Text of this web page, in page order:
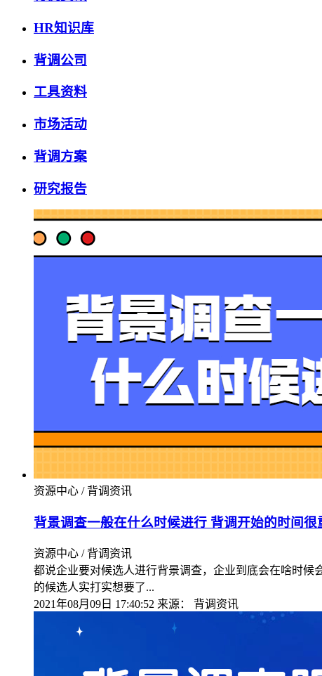
HR知识库
背调公司
工具资料
市场活动
背调方案
研究报告
资源中心 / 背调资讯
背景调查一般在什么时候进行 背调开始的时间很
资源中心 / 背调资讯
都说企业要对候选人进行背景调查，企业到底会在啥时
的候选人实打实想要了...
2021年08月09日 17:40:52 来源： 背调资讯